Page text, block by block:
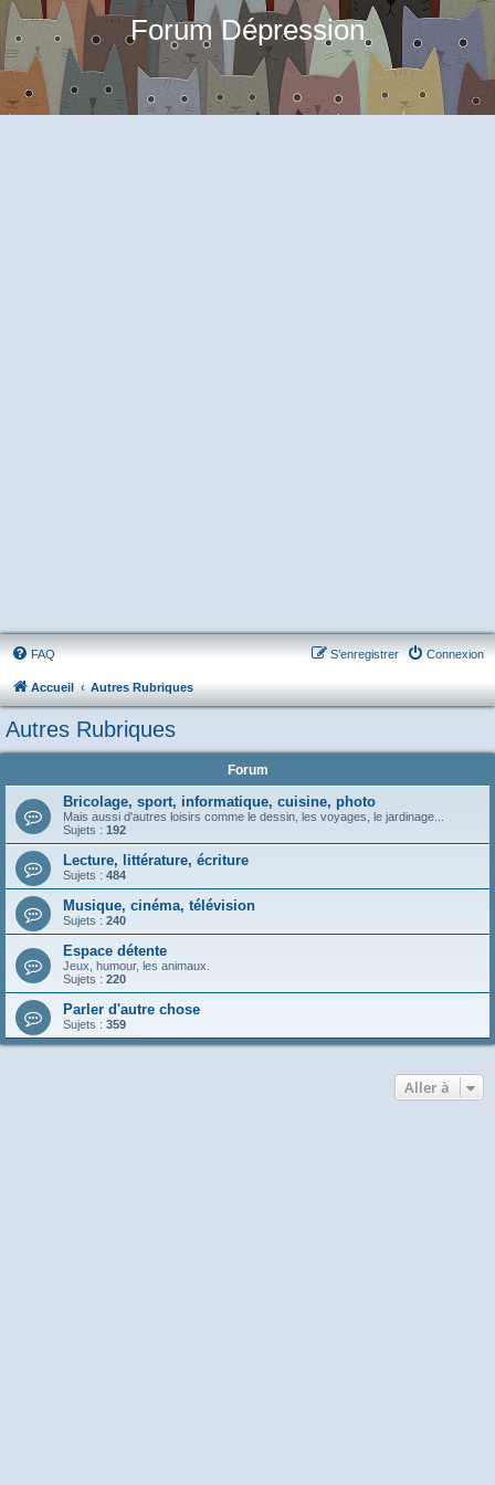
Forum Dépression
FAQ Connexion
S’enregistrer
Accueil Autres Rubriques
Autres Rubriques
Forum
Bricolage, sport, informatique, cuisine, photo
Mais aussi d'autres loisirs comme le dessin, les voyages, le jardinage...
Sujets : 192
Lecture, littérature, écriture
Sujets : 484
Musique, cinéma, télévision
Sujets : 240
Espace détente
Jeux, humour, les animaux.
Sujets : 220
Parler d'autre chose
Sujets : 359
Aller à